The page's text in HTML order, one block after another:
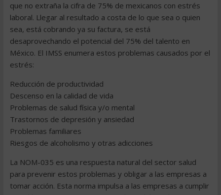
que no extraña la cifra de 75% de mexicanos con estrés
laboral. Llegar al resultado a costa de lo que sea o quien
sea, está cobrando ya su factura, se está
desaprovechando el potencial del 75% del talento en
México. El IMSS enumera estos problemas causados por el
estrés:
Reducción de productividad
Descenso en la calidad de vida
Problemas de salud física y/o mental
Trastornos de depresión y ansiedad
Problemas familiares
Riesgos de alcoholismo y otras adicciones
La NOM-035 es una respuesta natural del sector salud
para prevenir estos problemas y obligar a las empresas a
tomar acción. Esta norma impulsa a las empresas a cumplir